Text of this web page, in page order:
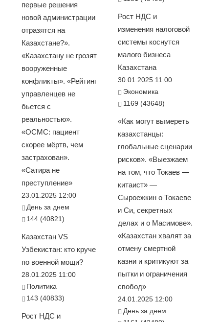
первые решения
новой администрации
отразятся на
Казахстане?».
«Казахстану не грозят
вооруженные
конфликты». «Рейтинг
управленцев не
бьется с
реальностью».
«ОСМС: пациент
скорее мёртв, чем
застрахован».
«Сатира не
преступление»
23.01.2025 12:00
День за днем
144 (40821)
Казахстан VS
Узбекистан: кто круче
по военной мощи?
28.01.2025 11:00
Политика
143 (40833)
Рост НДС и
Рост НДС и
изменения налоговой
системы коснутся
малого бизнеса
Казахстана
30.01.2025 11:00
Экономика
1169 (43648)
«Как могут вымереть
казахстанцы:
глобальные сценарии
рисков». «Выезжаем
на том, что Токаев —
китаист» —
Сыроежкин о Токаеве
и Си, секретных
делах и о Масимове».
«Казахстан хвалят за
отмену смертной
казни и критикуют за
пытки и ограничения
свобод»
24.01.2025 12:00
День за днем